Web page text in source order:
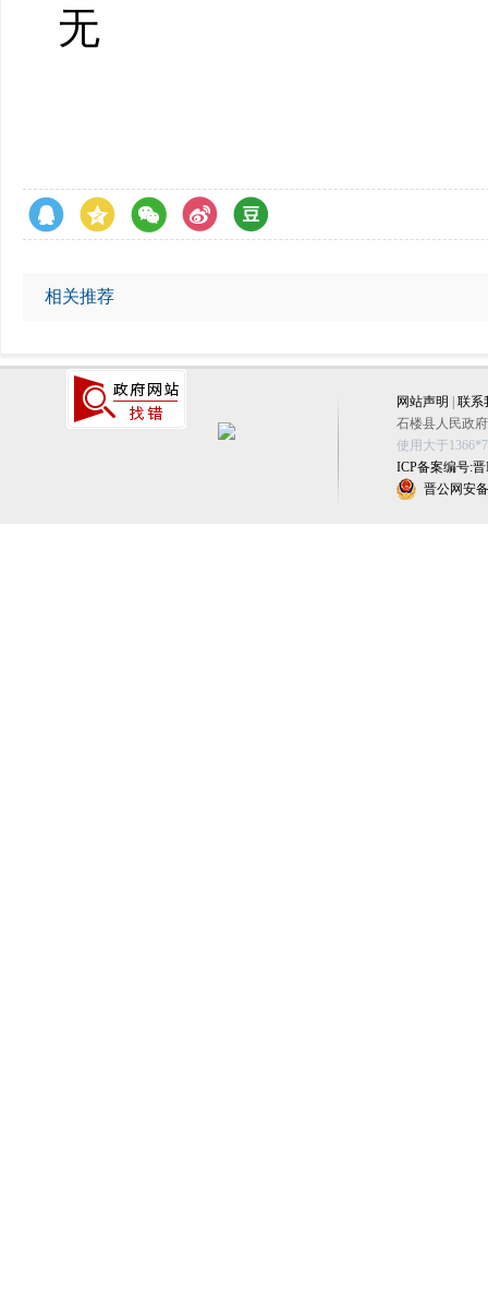
无
相关推荐
网站声明
联系
石楼县人民政
使用大于
ICP备案编号:晋
晋公网安